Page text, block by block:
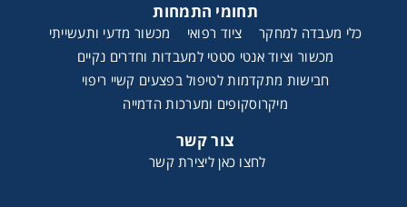
תחומי התמחות
כלי מעבדה למחקר ציוד רפואי
מכשור מדעי ותעשייתי
מכשור וציוד אנטי סטטי למעבדות וחדרים נקיים
חבישות מתקדמות לטיפול בפצעים קשיי ריפוי
מיקרוסקופים ומערכות הדמייה
צור קשר
לחצו כאן ליצירת קשר